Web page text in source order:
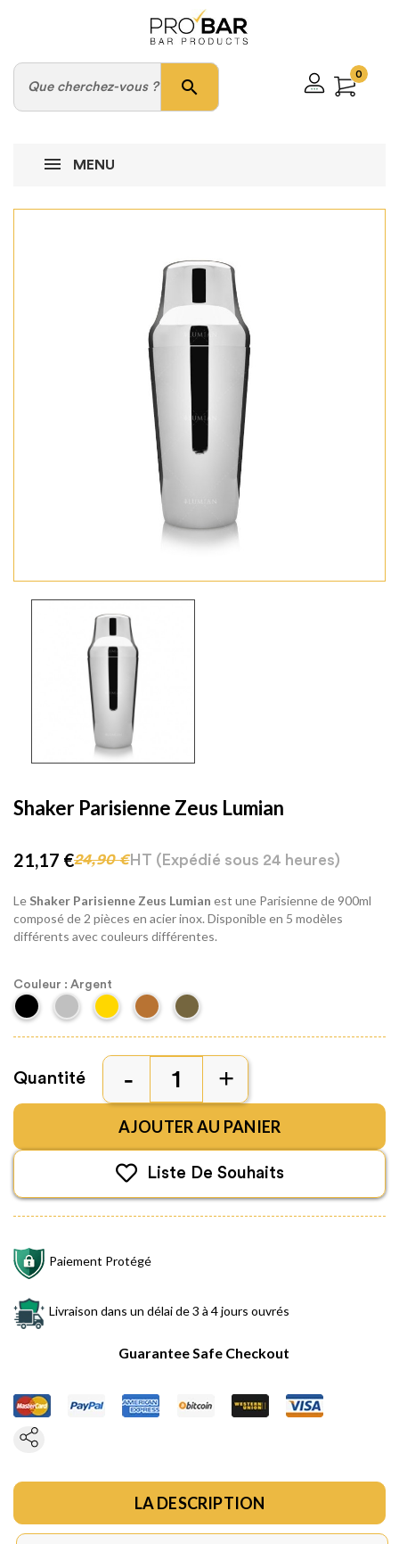
search
0
MENU
Shaker Parisienne Zeus Lumian
21,17 €24,90 €HT (Expédié sous 24 heures)
Le Shaker Parisienne Zeus Lumian est une Parisienne de 900ml
composé de 2 pièces en acier inox. Disponible en 5 modèles
différents avec couleurs différentes.
Couleur : Argent
Quantité
AJOUTER AU PANIER
Liste De Souhaits
Paiement Protégé
Livraison dans un délai de 3 à 4 jours ouvrés
Guarantee Safe Checkout
LA DESCRIPTION